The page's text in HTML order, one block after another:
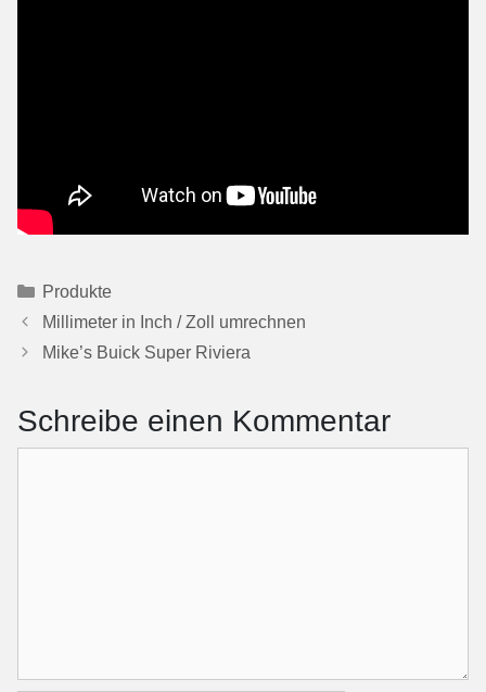
Kategorien
Produkte
Millimeter in Inch / Zoll umrechnen
Mike’s Buick Super Riviera
Schreibe einen Kommentar